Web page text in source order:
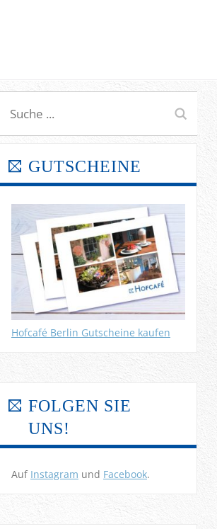
GUTSCHEINE
Hofcafé Berlin Gutscheine kaufen
FOLGEN SIE
UNS!
Auf Instagram und Facebook.